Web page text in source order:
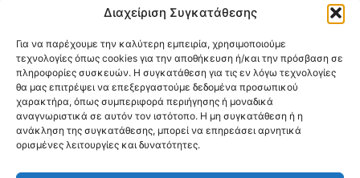
Διαχείριση Συγκατάθεσης
Για να παρέχουμε την καλύτερη εμπειρία, χρησιμοποιούμε
τεχνολογίες όπως cookies για την αποθήκευση ή/και την πρόσβαση σε
πληροφορίες συσκευών. Η συγκατάθεση για τις εν λόγω τεχνολογίες
θα μας επιτρέψει να επεξεργαστούμε δεδομένα προσωπικού
χαρακτήρα, όπως συμπεριφορά περιήγησης ή μοναδικά
αναγνωριστικά σε αυτόν τον ιστότοπο. Η μη συγκατάθεση ή η
ανάκληση της συγκατάθεσης, μπορεί να επηρεάσει αρνητικά
ορισμένες λειτουργίες και δυνατότητες.
Επικοινωνία:info@neologosattikis.gr
ΑΚΟΛΟΥΘΗΣΕ ΜΑΣ